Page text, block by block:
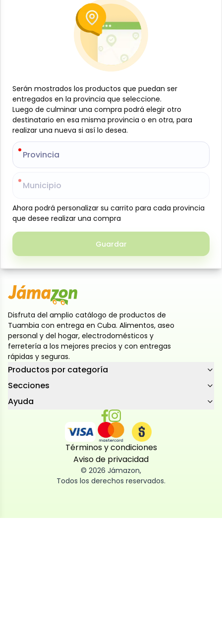
Textiles y decoración
Colcha camera hipoalérgica, color azul
B-JAM-001-1388_Azul
$2156
Especificaciones
- +
Colcha camera hipoalergica, confeccionada en
aporta suavidad y elegancia. Su textura agradable al
tacto brinda mayor confort y calidez, ideal para
realzar la decoración del dormitorio. Con medidas
de 2,18 x 2 metros, ofrece excelente cobertura y un
estilo moderno y acogedor
Disfruta del amplio catálogo de productos de
Tuambia con entrega en Cuba. Alimentos, aseo
personal y del hogar, electrodomésticos y
ferretería a los mejores precios y con entregas
rápidas y seguras.
Productos por categoría
Secciones
Ayuda
Términos y condiciones
Aviso de privacidad
© 2026 Jámazon,
Todos los derechos reservados.
Serán mostrados los productos que puedan ser
entregados en la provincia que seleccione.
Luego de culminar una compra podrá elegir otro
destinatario en esa misma provincia o en otra, para
realizar una nueva si así lo desea.
Provincia
Municipio
Ahora podrá personalizar su carrito para cada provincia
que desee realizar una compra
Guardar
Serán mostrados los productos que puedan ser
entregados en la provincia que seleccione.
Luego de culminar una compra podrá elegir otro
destinatario en esa misma provincia o en otra, para
realizar una nueva si así lo desea.
Provincia
Municipio
Ahora podrá personalizar su carrito para cada provincia
que desee realizar una compra
Guardar